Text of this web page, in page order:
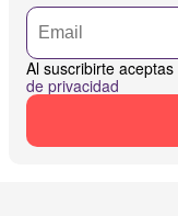
Al suscribirte aceptas
de privacidad